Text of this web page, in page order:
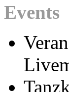
Events